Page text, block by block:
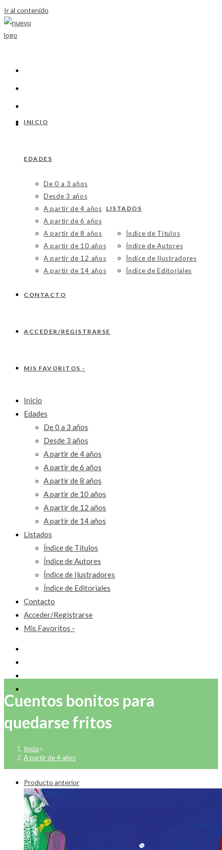
Ir al contenido
INICIO
EDADES
De 0 a 3 años
Desde 3 años
A partir de 4 años
A partir de 6 años
A partir de 8 años
A partir de 10 años
A partir de 12 años
A partir de 14 años
LISTADOS
Índice de Títulos
Índice de Autores
Índice de Ilustradores
Índice de Editoriales
CONTACTO
ACCEDER/REGISTRARSE
MIS FAVORITOS -
Inicio
Edades
De 0 a 3 años
Desde 3 años
A partir de 4 años
A partir de 6 años
A partir de 8 años
A partir de 10 años
A partir de 12 años
A partir de 14 años
Listados
Índice de Títulos
Índice de Autores
Índice de Ilustradores
Índice de Editoriales
Contacto
Acceder/Registrarse
Mis Favoritos -
Cuentos bonitos para
quedarse fritos
Inicio>
A partir de 4 años
Producto anterior